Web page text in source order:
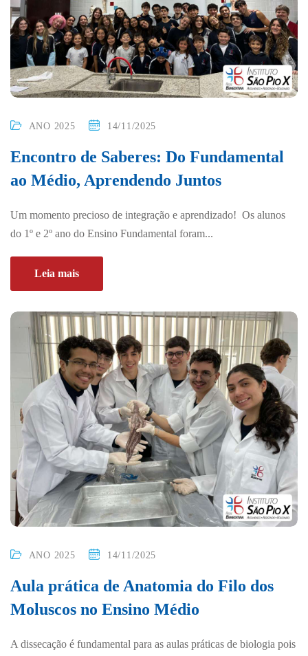
ANO 2025 14/11/2025
Encontro de Saberes: Do Fundamental
ao Médio, Aprendendo Juntos
Um momento precioso de integração e aprendizado! Os alunos
do 1º e 2º ano do Ensino Fundamental foram...
Leia mais
ANO 2025 14/11/2025
Aula prática de Anatomia do Filo dos
Moluscos no Ensino Médio
A dissecação é fundamental para as aulas práticas de biologia pois